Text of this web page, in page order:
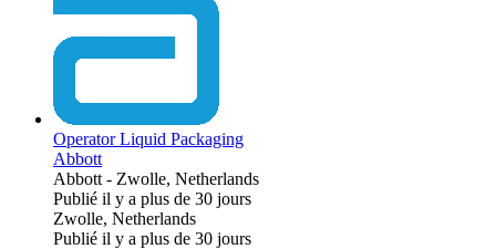
Operator Liquid Packaging
Abbott
Abbott - Zwolle, Netherlands
Publié il y a plus de 30 jours
Zwolle, Netherlands
Publié il y a plus de 30 jours